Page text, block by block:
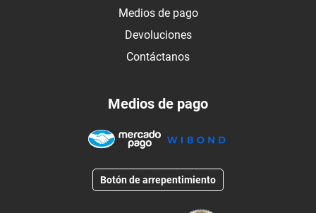
Medios de pago
Devoluciones
Contáctanos
Medios de pago
Botón de arrepentimiento